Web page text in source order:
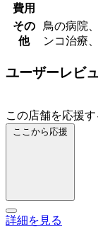
費用
その
他
鳥の病院
ンコ治療
ユーザーレビ
この店舗を応援す
ここから応援
詳細を見る